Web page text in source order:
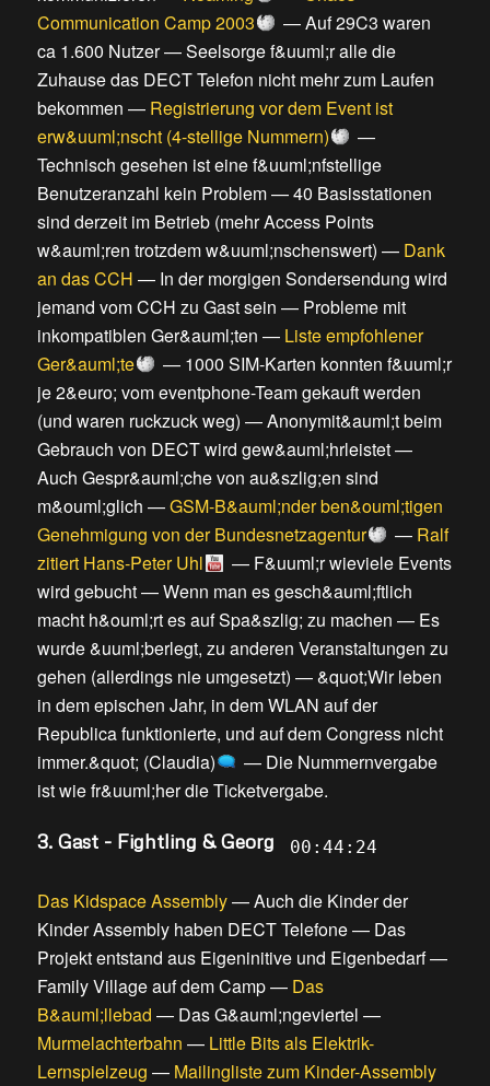
Communication Camp 2003
—Auf 29C3 waren
ca 1.600 Nutzer—Seelsorge f&uuml;r alle die
Zuhause das DECT Telefon nicht mehr zum Laufen
bekommen — Registrierung vor dem Event ist
erw&uuml;nscht (4-stellige Nummern)
—
Technisch gesehen ist eine f&uuml;nfstellige
Benutzeranzahl kein Problem—40 Basisstationen
sind derzeit im Betrieb (mehr Access Points
w&auml;ren trotzdem w&uuml;nschenswert) — Dank
an das CCH — In der morgigen Sondersendung wird
jemand vom CCH zu Gast sein — Probleme mit
inkompatiblen Ger&auml;ten — Liste empfohlener
Ger&auml;te
— 1000 SIM-Karten konnten f&uuml;r
je 2&euro; vom eventphone-Team gekauft werden
(und waren ruckzuck weg) —Anonymit&auml;t beim
Gebrauch von DECT wird gew&auml;hrleistet—
Auch Gespr&auml;che von au&szlig;en sind
m&ouml;glich —GSM-B&auml;nder ben&ouml;tigen
Genehmigung von der Bundesnetzagentur
— Ralf
zitiert Hans-Peter Uhl
— F&uuml;r wieviele Events
wird gebucht—Wenn man es gesch&auml;ftlich
macht h&ouml;rt es auf Spa&szlig; zu machen — Es
wurde &uuml;berlegt, zu anderen Veranstaltungen zu
gehen (allerdings nie umgesetzt) —&quot;Wir leben
in dem epischen Jahr, in dem WLAN auf der
Republica funktionierte, und auf dem Congress nicht
immer.&quot; (Claudia)
— Die Nummernvergabe
ist wie fr&uuml;her die Ticketvergabe.
3. Gast - Fightling & Georg 00:44:24
Das Kidspace Assembly—Auch die Kinder der
Kinder Assembly haben DECT Telefone— Das
Projekt entstand aus Eigeninitive und Eigenbedarf—
Family Village auf dem Camp— Das
B&auml;llebad — Das G&auml;ngeviertel —
Murmelachterbahn — Little Bits als Elektrik-
Lernspielzeug — Mailingliste zum Kinder-Assembly